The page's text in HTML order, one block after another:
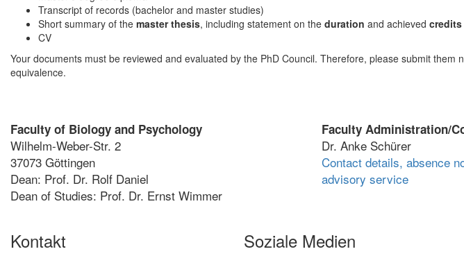
Transcript of records (bachelor and master studies)
Short summary of the master thesis, including statement on the duration and achieved credits
CV
Your documents must be reviewed and evaluated by the PhD Council. Therefore, please submit them
equivalence.
Faculty of Biology and Psychology
Wilhelm-Weber-Str. 2
37073 Göttingen
Dean: Prof. Dr. Rolf Daniel
Dean of Studies: Prof. Dr. Ernst Wimmer
Faculty Administration/
Dr. Anke Schürer
Contact details, absence
advisory service
Kontakt Soziale Medien